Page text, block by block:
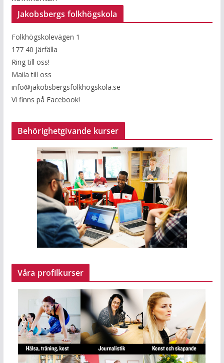
Jakobsbergs folkhögskola
Folkhögskolevägen 1
177 40 Järfälla
Ring till oss!
Maila till oss
info@jakobsbergsfolkhogskola.se
Vi finns på Facebook!
Behörighetgivande kurser
Våra profilkurser